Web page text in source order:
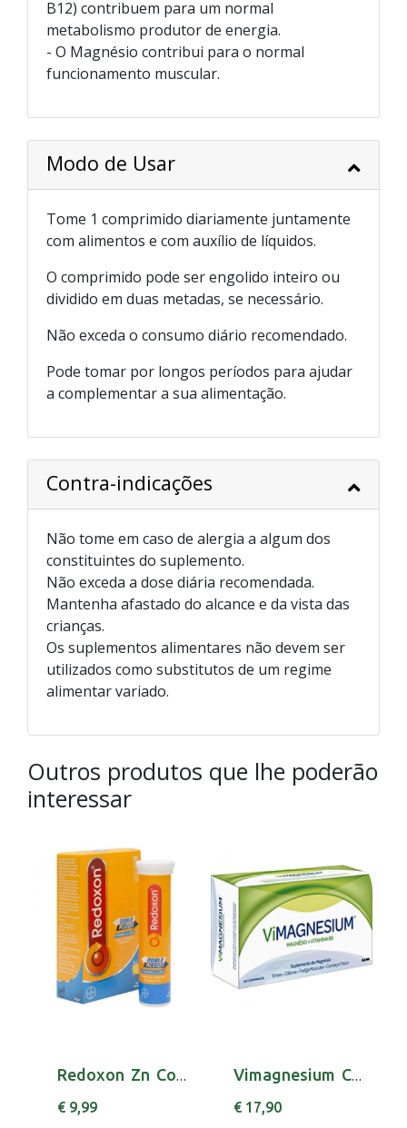
B12) contribuem para um normal
metabolismo produtor de energia.
- O Magnésio contribui para o normal
funcionamento muscular.
Modo de Usar
Tome 1 comprimido diariamente juntamente
com alimentos e com auxílio de líquidos.
O comprimido pode ser engolido inteiro ou
dividido em duas metadas, se necessário.
Não exceda o consumo diário recomendado.
Pode tomar por longos períodos para ajudar
a complementar a sua alimentação.
Contra-indicações
Não tome em caso de alergia a algum dos
constituintes do suplemento.
Não exceda a dose diária recomendada.
Mantenha afastado do alcance e da vista das
crianças.
Os suplementos alimentares não devem ser
utilizados como substitutos de um regime
alimentar variado.
Outros produtos que lhe poderão
interessar
Redoxon Zn Comp Eferv Laranj X 20 comps
€ 9,99
Vimagnesium Comp X 30, 400/2 mg comps rev
€ 17,90